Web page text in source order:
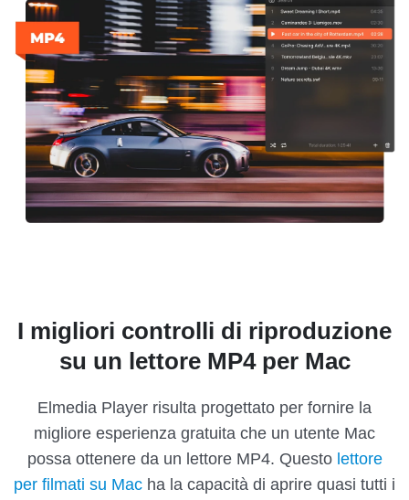
I migliori controlli di riproduzione
su un lettore MP4 per Mac
Elmedia Player risulta progettato per fornire la
migliore esperienza gratuita che un utente Mac
possa ottenere da un lettore MP4. Questo lettore
per filmati su Mac ha la capacità di aprire quasi tutti i